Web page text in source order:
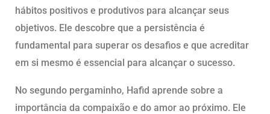
hábitos positivos e produtivos para alcançar seus
objetivos. Ele descobre que a persistência é
fundamental para superar os desafios e que acreditar
em si mesmo é essencial para alcançar o sucesso.
No segundo pergaminho, Hafid aprende sobre a
importância da compaixão e do amor ao próximo. Ele